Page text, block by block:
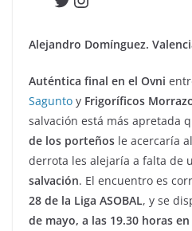
Alejandro Domínguez.
Auténtica final en el Ovni
Sagunto y Frigoríficos
salvación está más apretada
de los porteños le acercaría
derrota les alejaría a falta de
salvación. El encuentro es
28 de la Liga ASOBAL, y se
de mayo, a las 19.30 horas